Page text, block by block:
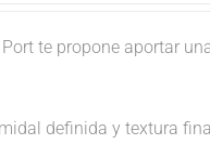
Port te propone aportar
definida y textura